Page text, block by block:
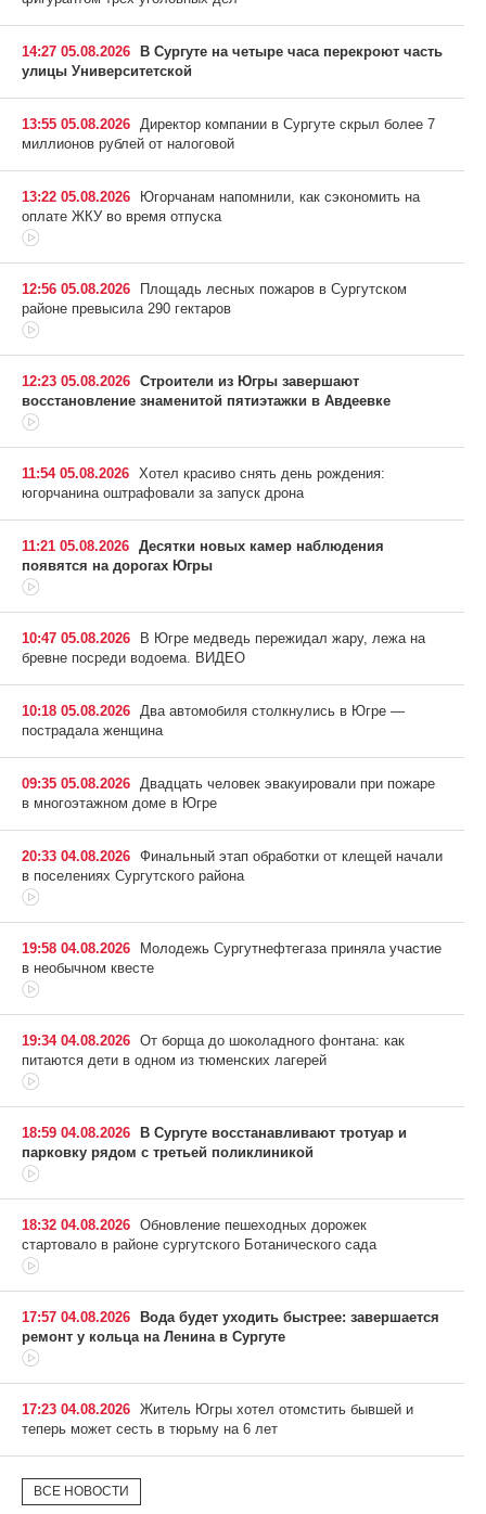
14:27 05.08.2026
В Сургуте на четыре часа перекроют часть
улицы Университетской
13:55 05.08.2026 Директор компании в Сургуте скрыл более 7
миллионов рублей от налоговой
13:22 05.08.2026
Югорчанам напомнили, как сэкономить на
оплате ЖКУ во время отпуска
12:56 05.08.2026
Площадь лесных пожаров в Сургутском
районе превысила 290 гектаров
12:23 05.08.2026 Строители из Югры завершают
восстановление знаменитой пятиэтажки в Авдеевке
11:54 05.08.2026 Хотел красиво снять день рождения:
югорчанина оштрафовали за запуск дрона
11:21 05.08.2026 Десятки новых камер наблюдения
появятся на дорогах Югры
10:47 05.08.2026
В Югре медведь пережидал жару, лежа на
бревне посреди водоема. ВИДЕО
10:18 05.08.2026 Два автомобиля столкнулись в Югре —
пострадала женщина
09:35 05.08.2026 Двадцать человек эвакуировали при пожаре
в многоэтажном доме в Югре
20:33 04.08.2026 Финальный этап обработки от клещей начали
в поселениях Сургутского района
19:58 04.08.2026
Молодежь Сургутнефтегаза приняла участие
в необычном квесте
19:34 04.08.2026 От борща до шоколадного фонтана: как
питаются дети в одном из тюменских лагерей
18:59 04.08.2026
В Сургуте восстанавливают тротуар и
парковку рядом с третьей поликлиникой
18:32 04.08.2026 Обновление пешеходных дорожек
стартовало в районе сургутского Ботанического сада
17:57 04.08.2026
Вода будет уходить быстрее: завершается
ремонт у кольца на Ленина в Сургуте
17:23 04.08.2026 Житель Югры хотел отомстить бывшей и
теперь может сесть в тюрьму на 6 лет
ВСЕ НОВОСТИ